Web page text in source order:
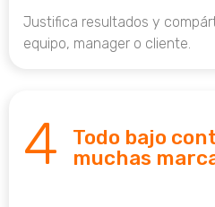
Justifica resultados y
equipo, manager o cliente.
4
Todo bajo
muchas